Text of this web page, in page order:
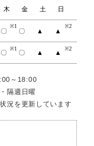
～18:00
隔週日曜
況を更新しています